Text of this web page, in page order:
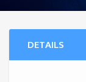
DETAILS